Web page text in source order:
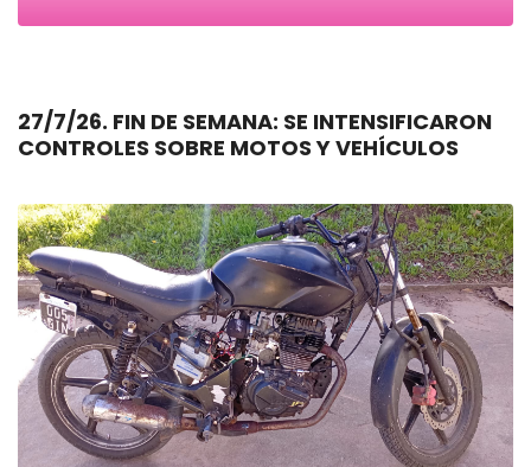
27/7/26. FIN DE SEMANA: SE INTENSIFICARON
CONTROLES SOBRE MOTOS Y VEHÍCULOS